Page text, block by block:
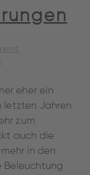
eher ein
letzten Jahren
zum
auch die
in den
Beleuchtung